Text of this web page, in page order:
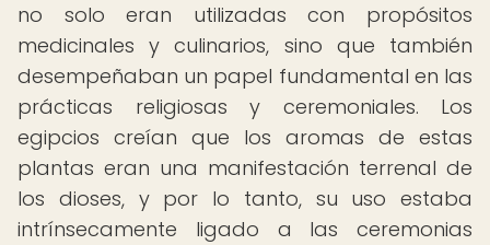
no solo eran utilizadas con propósitos
medicinales y culinarios, sino que también
desempeñaban un papel fundamental en las
prácticas religiosas y ceremoniales. Los
egipcios creían que los aromas de estas
plantas eran una manifestación terrenal de
los dioses, y por lo tanto, su uso estaba
intrínsecamente ligado a las ceremonias